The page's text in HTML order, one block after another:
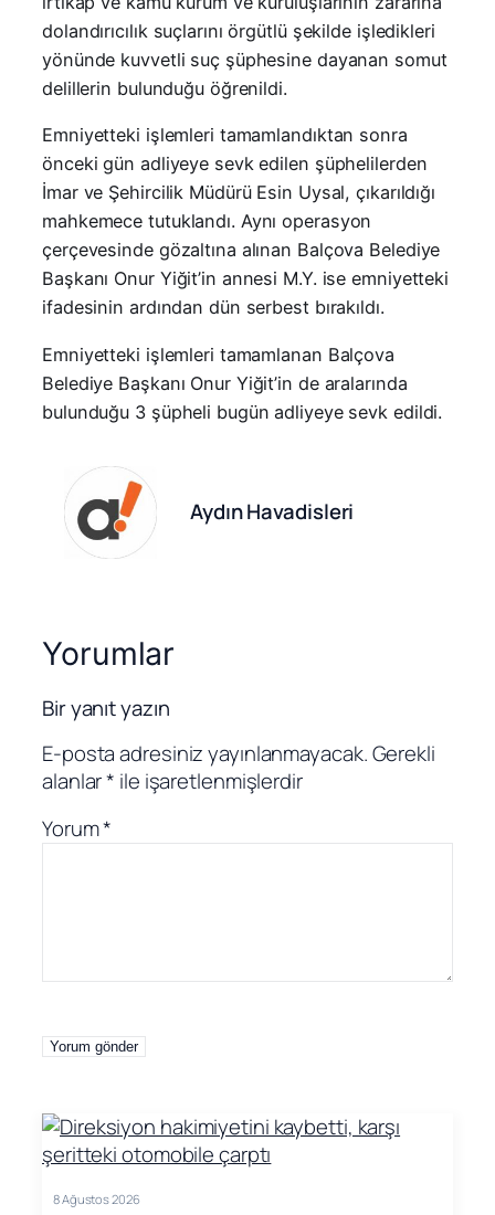
dolandırıcılık suçlarını örgütlü şekilde işledikleri
yönünde kuvvetli suç şüphesine dayanan somut
delillerin bulunduğu öğrenildi.
Emniyetteki işlemleri tamamlandıktan sonra
önceki gün adliyeye sevk edilen şüphelilerden
İmar ve Şehircilik Müdürü Esin Uysal, çıkarıldığı
mahkemece tutuklandı. Aynı operasyon
çerçevesinde gözaltına alınan Balçova Belediye
Başkanı Onur Yiğit’in annesi M.Y. ise emniyetteki
ifadesinin ardından dün serbest bırakıldı.
Emniyetteki işlemleri tamamlanan Balçova
Belediye Başkanı Onur Yiğit’in de aralarında
bulunduğu 3 şüpheli bugün adliyeye sevk edildi.
Aydın Havadisleri
Yorumlar
Bir yanıt yazın
E-posta adresiniz yayınlanmayacak.Gerekli
alanlar* ile işaretlenmişlerdir
Yorum*
8 Ağustos 2026